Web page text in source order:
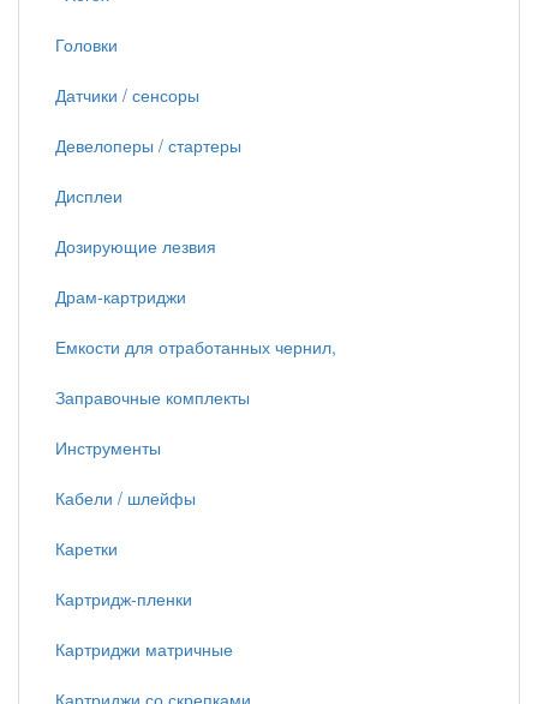
Головки
Датчики / сенсоры
Девелоперы / стартеры
Дисплеи
Дозирующие лезвия
Драм-картриджи
Емкости для отработанных чернил,
Заправочные комплекты
Инструменты
Кабели / шлейфы
Каретки
Картридж-пленки
Картриджи матричные
Картриджи со скрепками